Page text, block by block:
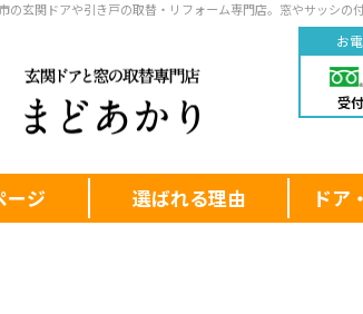
の玄関ドアや引き戸の取替・リフォーム専門店。窓やサッシの
お
受
ージ 選ばれる理由 ドア